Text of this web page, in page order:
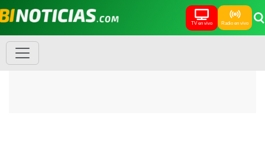
TV en vivo Radio en vivo